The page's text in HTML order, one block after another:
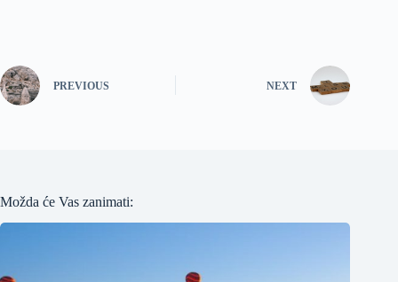
PREVIOUS NEXT
Možda će Vas zanimati: